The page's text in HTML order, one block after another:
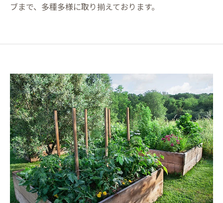
ブまで、多種多様に取り揃えております。